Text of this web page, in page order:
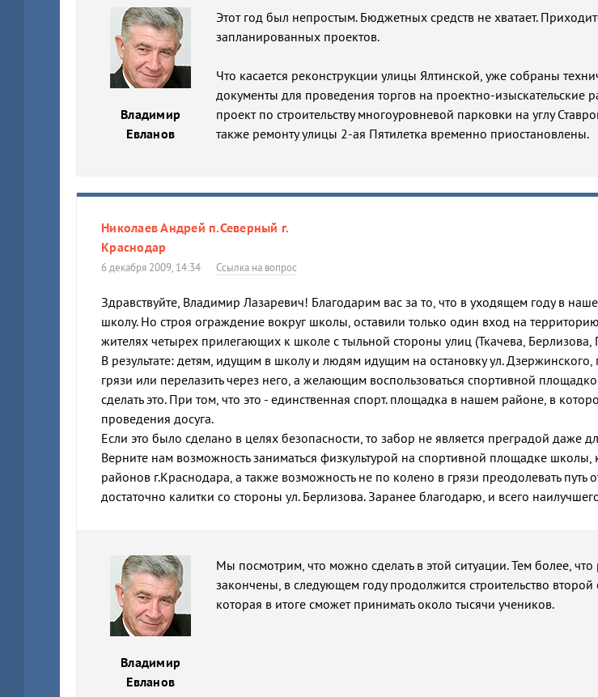
Владимир
Евланов
Этот год был непростым. Бюджетных средств не хватает.
запланированных проектов.
Что касается реконструкции улицы Ялтинской, уже собраны
документы для проведения торгов на проектно-изыскательские
проект по строительству многоуровневой парковки на углу
также ремонту улицы 2-ая Пятилетка временно приостановлены.
Николаев Андрей п.Северный г.
Краснодар
6 декабря 2009, 14:34 Ссылка на вопрос
Здравствуйте, Владимир Лазаревич! Благодарим вас за то, что в уходящем году в
школу. Но строя ограждение вокруг школы, оставили только один вход на
жителях четырех прилегающих к школе с тыльной стороны улиц (Ткачева, Берлизова,
В результате: детям, идущим в школу и людям идущим на остановку ул.
грязи или перелазить через него, а желающим воспользоваться спортивной
сделать это. При том, что это - единственная спорт. площадка в нашем районе, в
проведения досуга.
Если это было сделано в целях безопасности, то забор не является преградой даже
Верните нам возможность заниматься физкультурой на спортивной площадке школы,
районов г.Краснодара, а также возможность не по колено в грязи преодолевать путь
достаточно калитки со стороны ул. Берлизова. Заранее благодарю, и всего
Владимир
Евланов
Мы посмотрим, что можно сделать в этой ситуации. Тем более,
закончены, в следующем году продолжится строительство
которая в итоге сможет принимать около тысячи учеников.